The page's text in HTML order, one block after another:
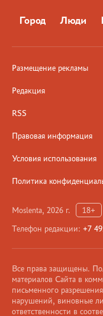
Город Люди
Размещение рекламы
Редакция
RSS
Правовая информация
Условия использования
Политика
Moslenta, 2026 г.
18+
Телефон редакции: +7
Все права защищены.
материалов Сайта в
письменного
нарушений, виновные
ответственности в